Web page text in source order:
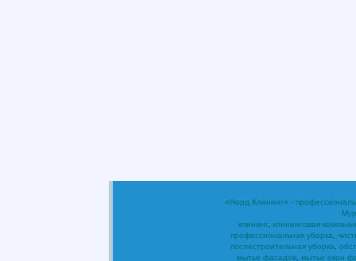
«Норд Клининг» -
клининг клининговая
профессиональная уборка
послестроительная уборка
мытье фасадов мытье окон